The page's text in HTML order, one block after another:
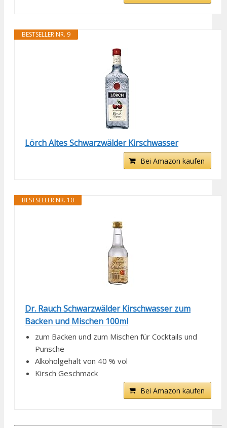
BESTSELLER NR. 9
Lörch Altes Schwarzwälder Kirschwasser
Bei Amazon kaufen
BESTSELLER NR. 10
Dr. Rauch Schwarzwälder Kirschwasser zum
Backen und Mischen 100ml
zum Backen und zum Mischen für Cocktails und
Punsche
Alkoholgehalt von 40 % vol
Kirsch Geschmack
Bei Amazon kaufen